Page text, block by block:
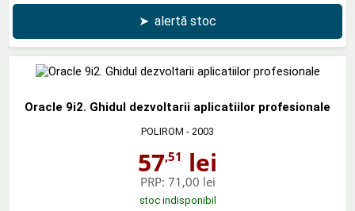
➤ alertă stoc
Oracle 9i2. Ghidul dezvoltarii aplicatiilor profesionale
POLIROM - 2003
57,51 lei
PRP: 71,00 lei
stoc indisponibil